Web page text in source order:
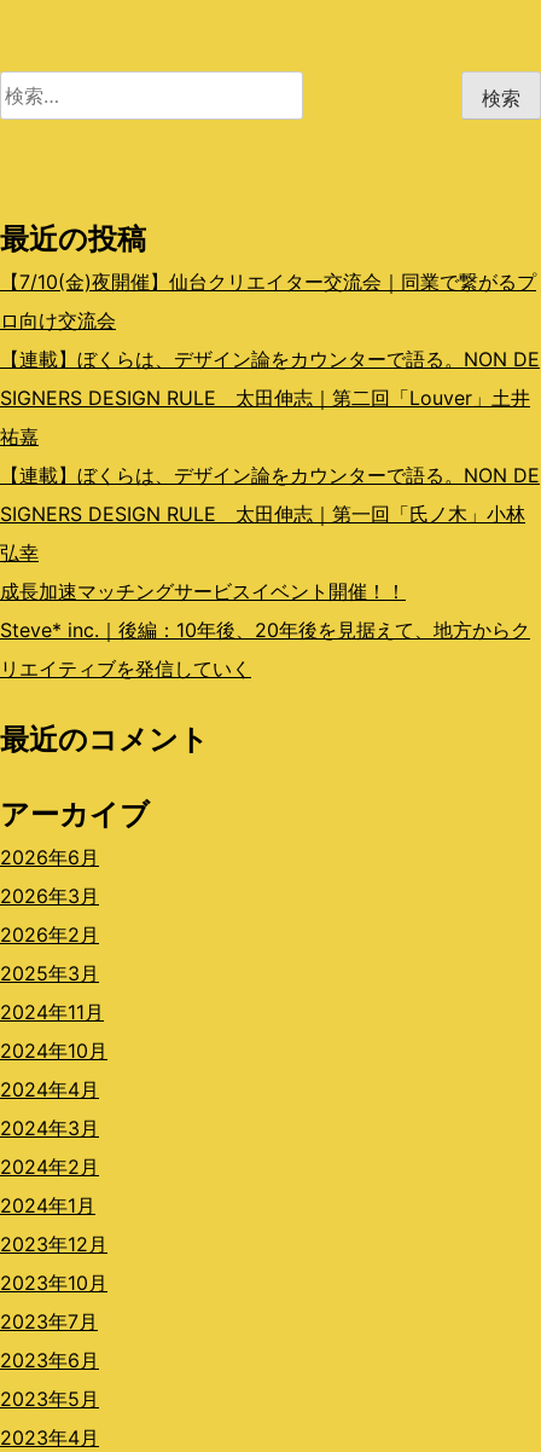
ゲ
ョ
ン
検
最近の投稿
【7/10(金)夜開催】仙台クリエイター交流会｜同業で繋がるプ
ロ向け交流会
【連載】ぼくらは、デザイン論をカウンターで語る。NON DE
SIGNERS DESIGN RULE 太田伸志｜第二回「Louver」土井
祐嘉
【連載】ぼくらは、デザイン論をカウンターで語る。NON DE
SIGNERS DESIGN RULE 太田伸志｜第一回「氏ノ木」小林
弘幸
成長加速マッチングサービスイベント開催！！
Steve* inc.｜後編：10年後、20年後を見据えて、地方からク
リエイティブを発信していく
最近のコメント
アーカイブ
2026年6月
2026年3月
2026年2月
2025年3月
2024年11月
2024年10月
2024年4月
2024年3月
2024年2月
2024年1月
2023年12月
2023年10月
2023年7月
2023年6月
2023年5月
2023年4月